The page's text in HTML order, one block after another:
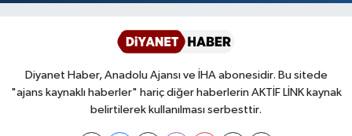
Diyanet Haber, Anadolu Ajansı ve İHA abonesidir. Bu sitede
"ajans kaynaklı haberler" hariç diğer haberlerin AKTİF LİNK kaynak
belirtilerek kullanılması serbesttir.